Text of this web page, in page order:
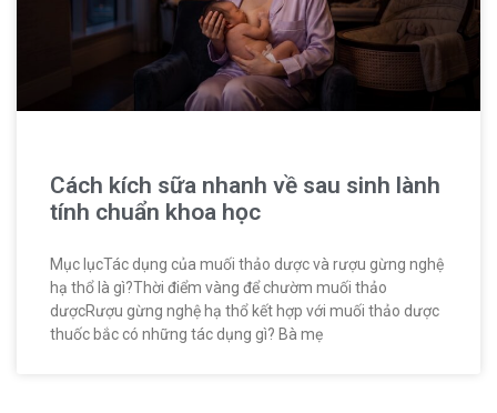
Cách kích sữa nhanh về sau sinh lành
tính chuẩn khoa học
Mục lụcTác dụng của muối thảo dược và rượu gừng nghệ
hạ thổ là gì?Thời điểm vàng để chườm muối thảo
dượcRượu gừng nghệ hạ thổ kết hợp với muối thảo dược
thuốc bắc có những tác dụng gì? Bà mẹ